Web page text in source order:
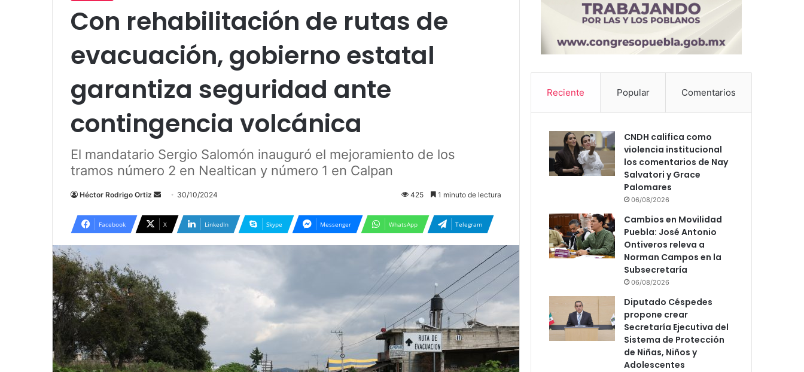
Con rehabilitación de rutas de
evacuación, gobierno estatal
garantiza seguridad ante
contingencia volcánica
El mandatario Sergio Salomón inauguró el mejoramiento de los
tramos número 2 en Nealtican y número 1 en Calpan
Héctor Rodrigo Ortiz
n
m
a
i
l
30/10/2024 425 1 minuto de lectura
Facebook X LinkedIn Skype Messenger WhatsApp Telegram
Reciente Popular Comentarios
CNDH califica como
violencia institucional
los comentarios de Nay
Salvatori y Grace
Palomares
06/08/2026
Cambios en Movilidad
Puebla: José Antonio
Ontiveros releva a
Norman Campos en la
Subsecretaría
06/08/2026
Diputado Céspedes
propone crear
Secretaría Ejecutiva del
Sistema de Protección
de Niñas, Niños y
Adolescentes